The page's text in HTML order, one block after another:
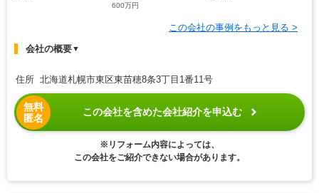
600万円
この会社の事例をもっと見る >
会社の概要▼
住所 北海道札幌市東区東苗穂8条3丁目1番11号
無料
匿名
この会社を含めた会社紹介を申込む
※リフォーム内容によっては、
この会社をご紹介できない場合があります。